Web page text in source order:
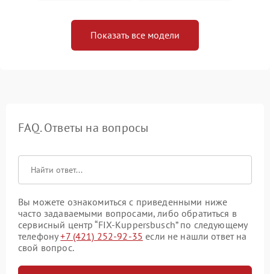
Показать все модели
FAQ. Ответы на вопросы
Вы можете ознакомиться с приведенными ниже
часто задаваемыми вопросами, либо обратиться в
сервисный центр “FIX-Kuppersbusch” по следующему
телефону+7 (421) 252-92-35 если не нашли ответ на
свой вопрос.